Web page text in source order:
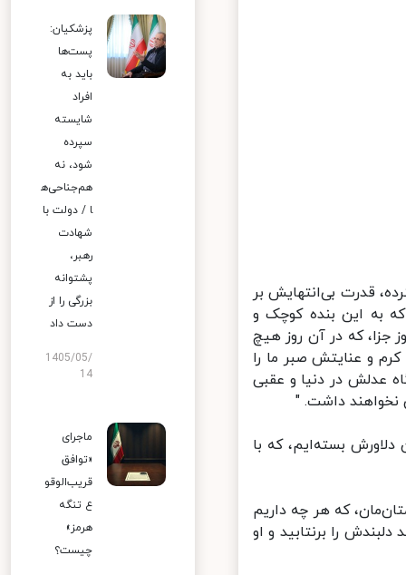
قدرت بی‌انتهایش بر
به این بنده کوچک و
که در آن روز هیچ
و عنایتش صبر ما را
عدلش در دنیا و عقبی
داشت. "
بسته‌ایم، که با
که هر چه داریم
را برنتابید و او
پزشکیان:
پست‌ها
باید به
افراد
شایسته
سپرده
شود، نه
هم‌جناحی‌ه
ا / دولت با
شهادت
رهبر،
پشتوانه
بزرگی را از
دست داد
1405/05/
14
ماجرای
«توافق
قریب‌الوقو
ع تنگه
هرمز»
چیست؟